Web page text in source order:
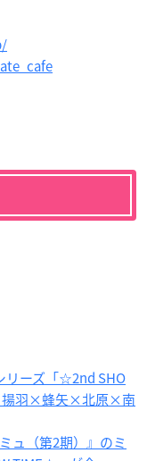
リーズ「☆2nd SHO
揚羽×蜂矢×北原×南
ュ（第2期）』のミ